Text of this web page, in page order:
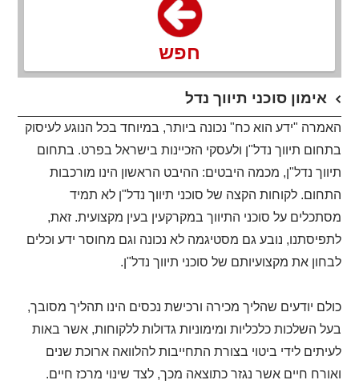
חפש
אימון סוכני תיווך נדל
האמרה "ידע הוא כח" נכונה ביותר, במיוחד בכל הנוגע לעיסוק
בתחום תיווך נדל"ן ולעסקי הזכיינות בישראל בפרט. בתחום
תיווך נדל"ן, מכמה היבטים: ההיבט הראשון הינו מורכבות
התחום. לקוחות הקצה של סוכני תיווך נדל"ן לא תמיד
מסתכלים על סוכני התיווך במקרקעין בעין מקצועית. זאת,
לתפיסתנו, נובע גם מסטיגמה לא נכונה וגם מחוסר ידע וכלים
לבחון את מקצועיותם של סוכני תיווך נדל"ן.
כולם יודעים שהליך מכירה ורכישת נכסים הינו תהליך מסובך,
בעל השלכות כלכליות ומימוניות גדולות ללקוחות, אשר באות
לעיתים לידי ביטוי בצורת התחייבות להלוואה ארוכת שנים
ואורח חיים אשר נגזר כתוצאה מכך, לצד שינוי מרכז חיים.